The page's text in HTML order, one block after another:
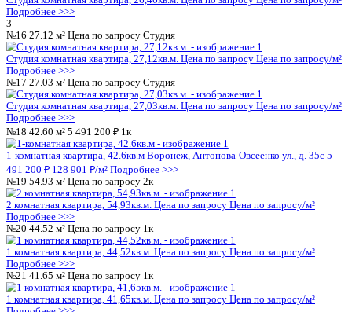
Выберите корпус в ЖД Навигатор:
ЖД Навигатор
ЖД Навигатор
Адрес
Этажей
27
Материал стен
монолитный
Квартал/год постройки 4 кв 2025
Заселение до
31.03.2026
Этап строительства
Сдан
Грузовой лифт
Есть
01 Разрешение на строительство.1.pdf
02 Проектная декларация 2025_07_01.1.pdf
03 Схема ПОЗУ.1.pdf
04 Проект ДДУ ЖК_Навигатор.1.docx
05 Разрешение на ввод.1.pdf